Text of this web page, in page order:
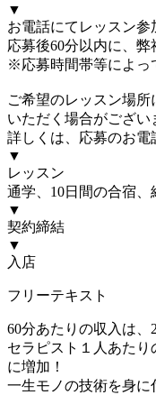
▼
お電話にてレッスン参
応募後60分以内に、弊
※応募時間帯等によっ
ご希望のレッスン場
いただく場合がござい
詳しくは、応募のお電
▼
レッスン
通学、10日間の合宿
▼
契約締結
▼
入店
フリーテキスト
60分あたりの収入は、
セラピスト１人あた
に増加！
一生モノの技術を身